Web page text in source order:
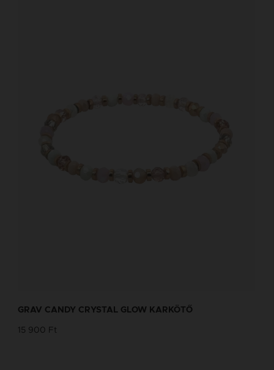
GRAV CANDY CRYSTAL GLOW KARKÖTŐ
15 900 Ft